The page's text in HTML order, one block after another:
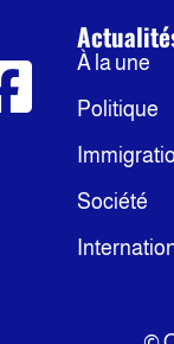
À la une
Politique
Société